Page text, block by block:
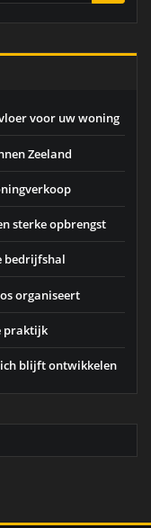
voor uw woning
Zeeland
sterke opbrengst
bedrijfshal
organiseert
praktijk
blijft ontwikkelen